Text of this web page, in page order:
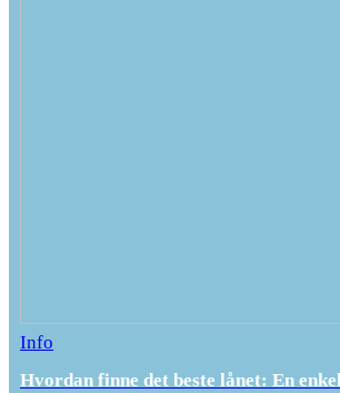
Info
Hvordan finne det beste lånet: En